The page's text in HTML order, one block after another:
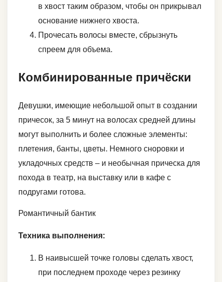
в хвост таким образом, чтобы он прикрывал
основание нижнего хвоста.
Прочесать волосы вместе, сбрызнуть
спреем для объема.
Комбинированные причёски
Девушки, имеющие небольшой опыт в создании
причесок, за 5 минут на волосах средней длины
могут выполнить и более сложные элементы:
плетения, банты, цветы. Немного сноровки и
укладочных средств – и необычная прическа для
похода в театр, на выставку или в кафе с
подругами готова.
Романтичный бантик
Техника выполнения:
В наивысшей точке головы сделать хвост,
при последнем проходе через резинку